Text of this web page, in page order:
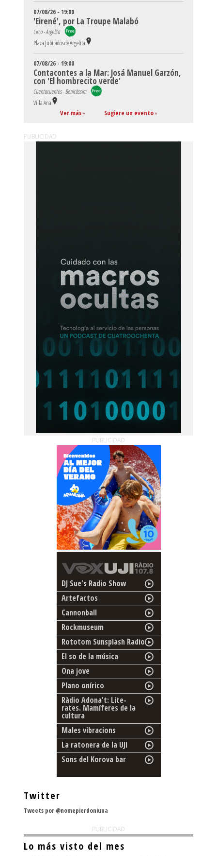
07/08/26 - 19:00
'Eirené', por La Troupe Malabó
Circo - Argelita
Plaza Jubilados de Argelita
07/08/26 - 19:00
Contacontes a la Mar: Josá Manuel Garzón,
con 'El hombrecito verde'
Cuentacuentos - Benicàssim
Villa Ana
Ver más» Sugiere un evento»
PUBLICIDAD
PUBLICIDAD
DJ Sue's Radio Show
Artefactos
Cannonball
Rockmuseum
Rototom Sunsplash Radio
El so de la música
Ona jove
Plano onírico
Ràdio Adona't: Lite-
rates. Mamíferes de la
cultura
Males vibracions
La ratonera de la UJI
Sons del Korova bar
Twitter
Tweets por @nomepierdoniuna
PUBLICIDAD
Lo más visto del mes